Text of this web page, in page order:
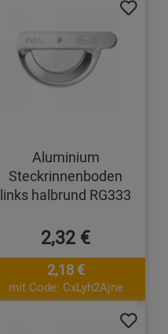
Aluminium
Steckrinnenboden
links halbrund RG333
2,32 €
2,18 €
mit Code: CxLyh2Ajne